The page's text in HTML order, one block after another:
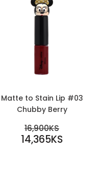
Matte to Stain Lip #03
Chubby Berry
PRICE
REGULAR
16,900KS
16,900KS
14,365KS